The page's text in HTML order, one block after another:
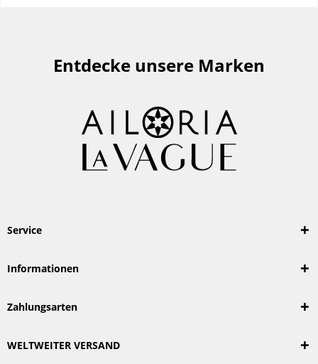
Entdecke unsere Marken
Service
Informationen
Zahlungsarten
WELTWEITER VERSAND